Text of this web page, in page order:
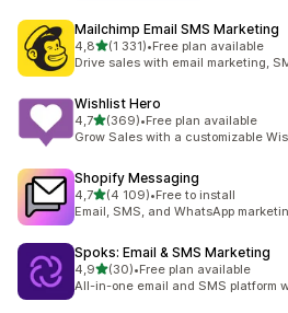
Mailchimp Email SMS Marketing
4,8z 5 hvězd
(1 331)
Celkový počet recenzí: 1331
•Free plan available
Drive sales with email marketing,
Wishlist Hero
4,7z 5 hvězd
(369)
Celkový počet recenzí: 369
•Free plan available
Grow Sales with a customizable
Shopify Messaging
4,7z 5 hvězd
(4 109)
Celkový počet recenzí: 4109
•Free to install
Email, SMS, and WhatsApp
Spoks: Email & SMS Marketing
4,9z 5 hvězd
(30)
Celkový počet recenzí: 30
•Free plan available
All-in-one email and SMS platform